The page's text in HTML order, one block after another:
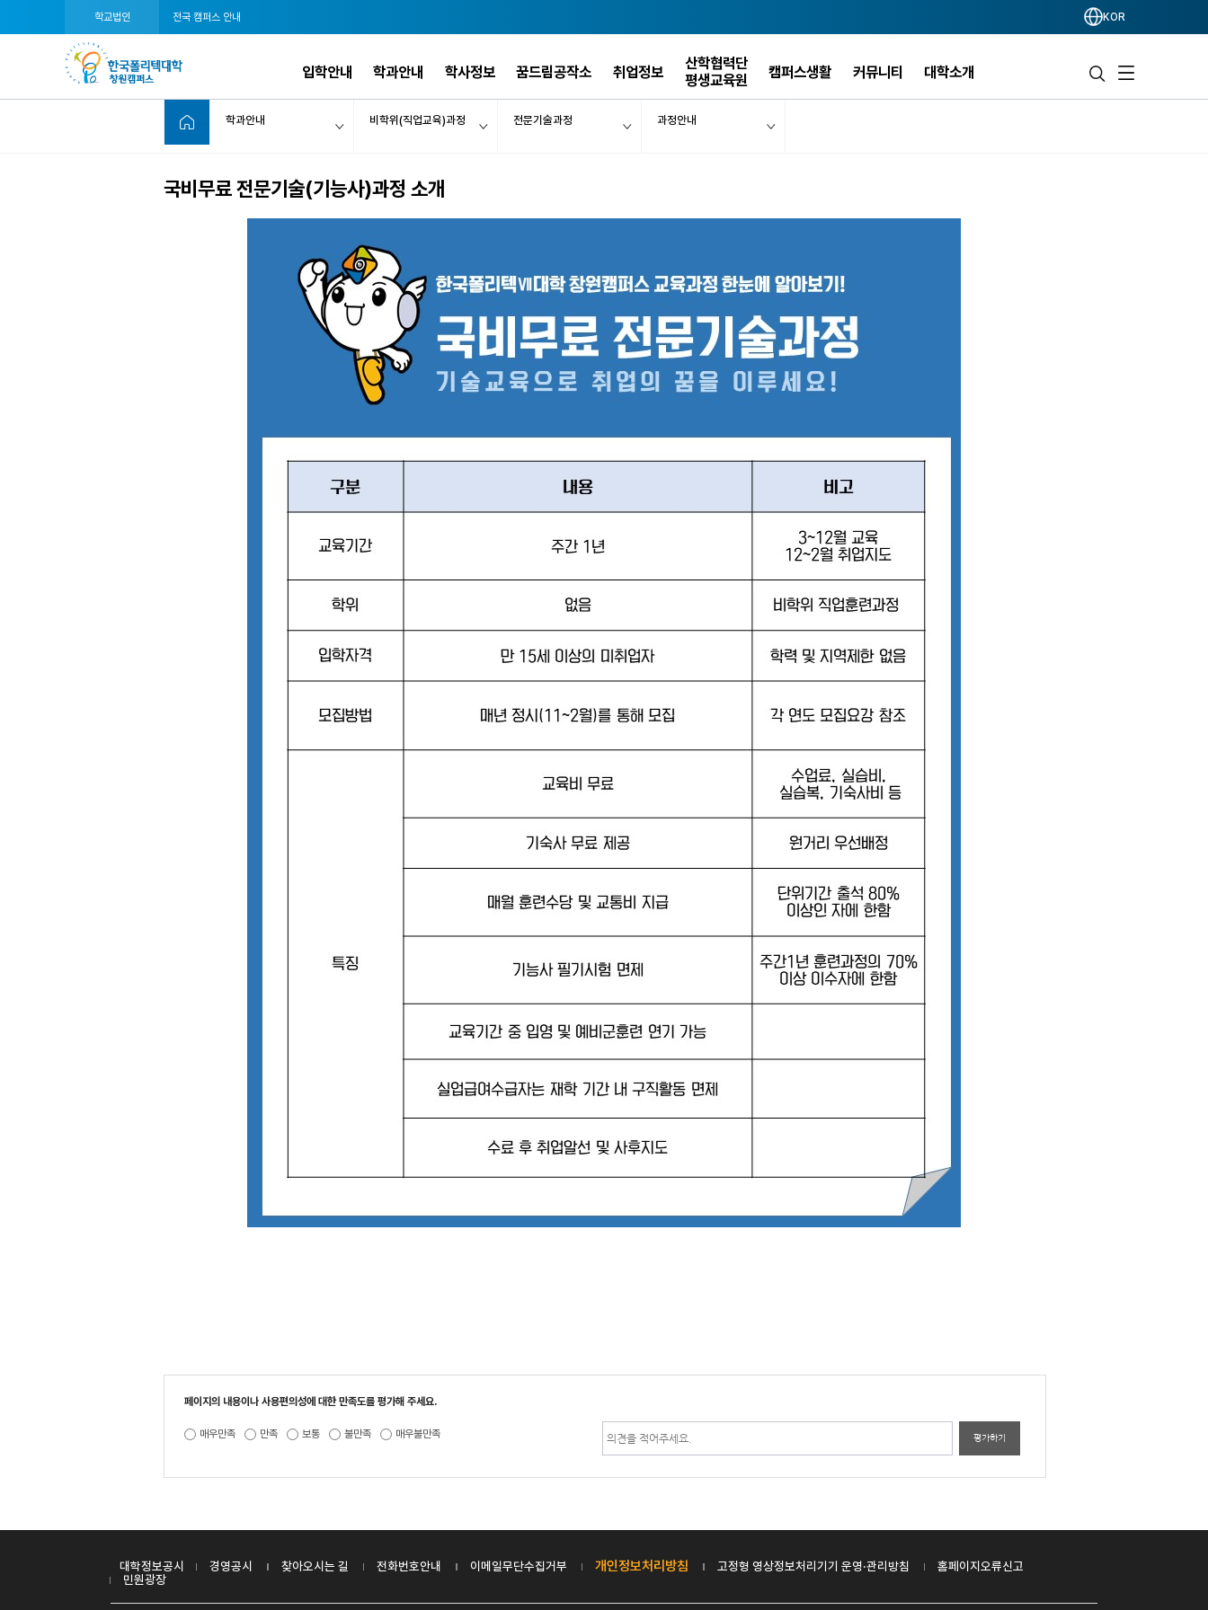
학교법인 전국 캠퍼스 안내 KOR
입학안내 학과안내 학사정보 꿈드림공작소 취업정보
산학협력단
평생교육원
캠퍼스생활 커뮤니티 대학소개
학과안내 비학위(직업교육)과정 전문기술과정 과정안내
국비무료 전문기술(기능사)과정 소개
페이지의 내용이나 사용편의성에 대한 만족도를 평가해 주세요.
매우만족 만족 보통 불만족 매우불만족 평가하기
대학정보공시 경영공시 찾아오시는 길 전화번호안내 이메일무단수집거부 개인정보처리방침 고정형 영상정보처리기기 운영·관리방침
홈페이지오류신고
민원광장